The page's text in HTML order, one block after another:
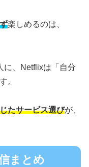
楽しめるのは、
に、Netflixは「自分
。
たサービス選びが、
まとめ